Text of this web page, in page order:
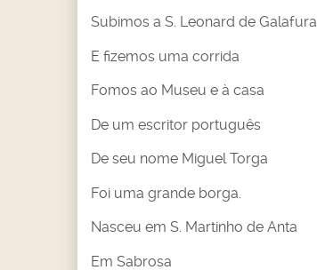
Subimos a S. Leonard de Galafura
E fizemos uma corrida
Fomos ao Museu e à casa
De um escritor português
De seu nome Miguel Torga
Foi uma grande borga.
Nasceu em S. Martinho de Anta
Em Sabrosa